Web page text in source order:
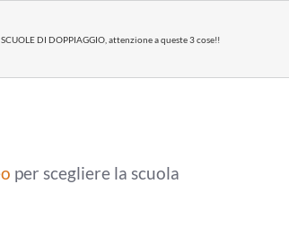
SCUOLE DI DOPPIAGGIO, attenzione a queste 3 cose!!
per scegliere la scuola